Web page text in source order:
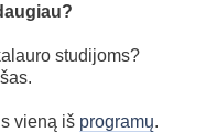
studijoms?
vieną iš programų.